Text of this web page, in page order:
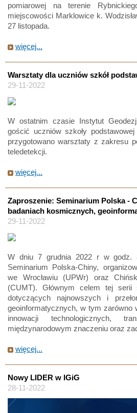
pomiarowej na terenie
miejscowości Marklowice k.
27 listopada.
więcej...
Warsztaty dla uczniów szkół
29-11-2022
W ostatnim czasie Instytut
gościć uczniów szkoły
przygotowano warsztaty z zakresu
teledetekcji.
więcej...
Zaproszenie: Seminarium Polska -
badaniach kosmicznych,
29-11-2022
W dniu 7 grudnia 2022 r w godz.
Seminarium Polska-Chiny,
we Wrocławiu (UPWr) oraz
(CUMT). Głównym celem tej serii
dotyczących najnowszych i
geoinformatycznych, w tym zarówno
innowacji technologicznych,
międzynarodowym znaczeniu oraz
więcej...
Nowy LIDER w IGiG
28-11-2022